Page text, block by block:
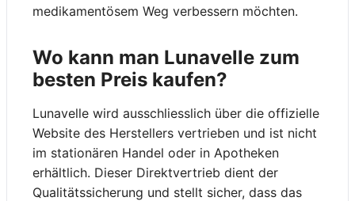
medikamentösem Weg verbessern möchten.
Wo kann man Lunavelle zum
besten Preis kaufen?
Lunavelle wird ausschliesslich über die offizielle
Website des Herstellers vertrieben und ist nicht
im stationären Handel oder in Apotheken
erhältlich. Dieser Direktvertrieb dient der
Qualitätssicherung und stellt sicher, dass das